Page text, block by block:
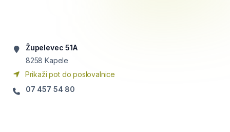
Župelevec 51A
8258 Kapele
Prikaži pot do poslovalnice
07 457 54 80